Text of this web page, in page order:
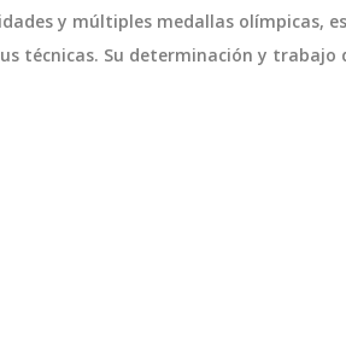
y múltiples medallas olímpicas,
técnicas. Su determinación y trabajo
fechas,
el Escenas